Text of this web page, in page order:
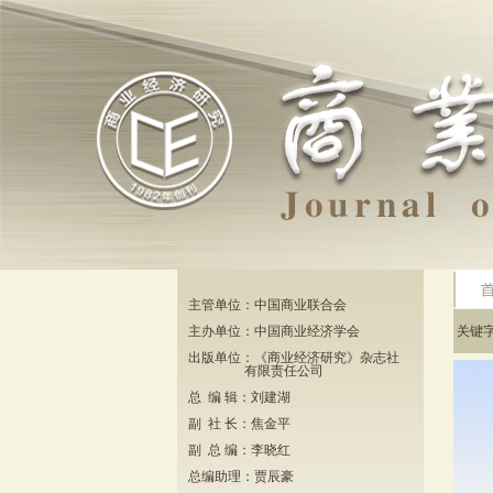
主管单位：中国商业联合会
主办单位：中国商业经济学会
出版单位：《商业经济研究》杂志社
有限责任公司
总 编 辑：刘建湖
副 社 长：焦金平
副 总 编：李晓红
总编助理：贾辰豪
关键